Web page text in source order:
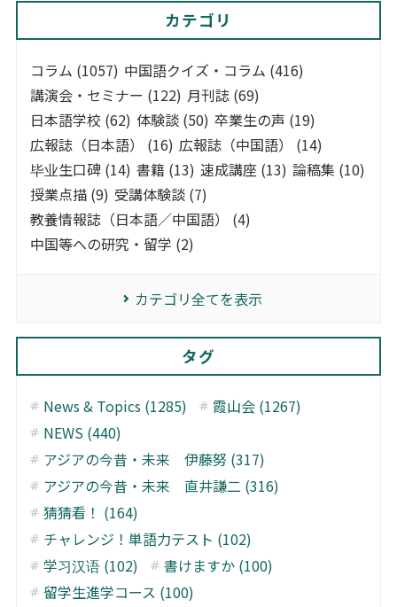
カテゴリ
コラム (1057) 中国語クイズ・コラム (416)
講演会・セミナー (122) 月刊誌 (69)
日本語学校 (62) 体験談 (50) 卒業生の声 (19)
広報誌（日本語） (16) 広報誌（中国語） (14)
毕业生口碑 (14) 書籍 (13) 速成講座 (13) 論稿集 (10)
授業点描 (9) 受講体験談 (7)
教養情報誌（日本語／中国語） (4)
中国等への研究・留学 (2)
カテゴリ全てを表示
タグ
News & Topics (1285)
霞山会 (1267)
NEWS (440)
アジアの今昔・未来 伊藤努 (317)
アジアの今昔・未来 直井謙二 (316)
猜猜看！ (164)
チャレンジ！単語力テスト (102)
学习汉语 (102)
書けますか (100)
留学生進学コース (100)